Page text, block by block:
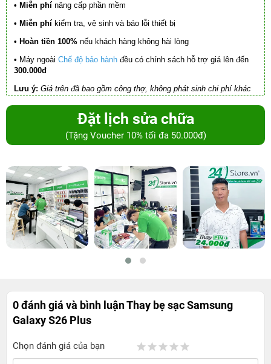
• Miễn phí nâng cấp phần mềm
• Miễn phí kiểm tra, vệ sinh và báo lỗi thiết bị
• Hoàn tiền 100% nếu khách hàng không hài lòng
• Máy ngoài Chế độ bảo hành đều có chính sách hỗ trợ giá lên đến
300.000đ
Lưu ý: Giá trên đã bao gồm công thợ, không phát sinh chi phí khác
Đặt lịch sửa chữa
(Tặng Voucher 10% tối đa 50.000đ)
0 đánh giá và bình luậnThay bẹ sạc Samsung
Galaxy S26 Plus
Chọn đánh giá của bạn